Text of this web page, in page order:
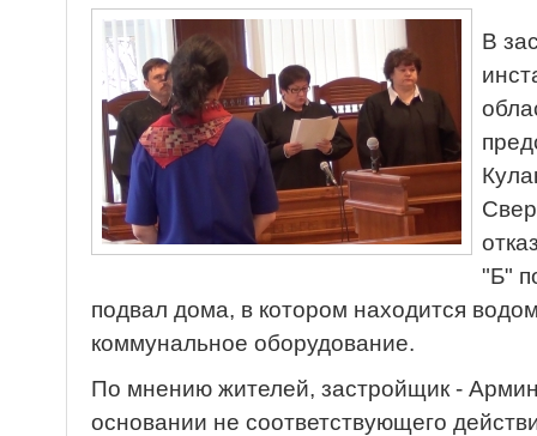
В
"Б"
подвал дома, в котором находится
коммунальное оборудование.
По мнению жителей, застройщик -
основании не соответствующего